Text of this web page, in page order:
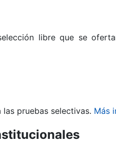
libre que se
pruebas selectivas. Más